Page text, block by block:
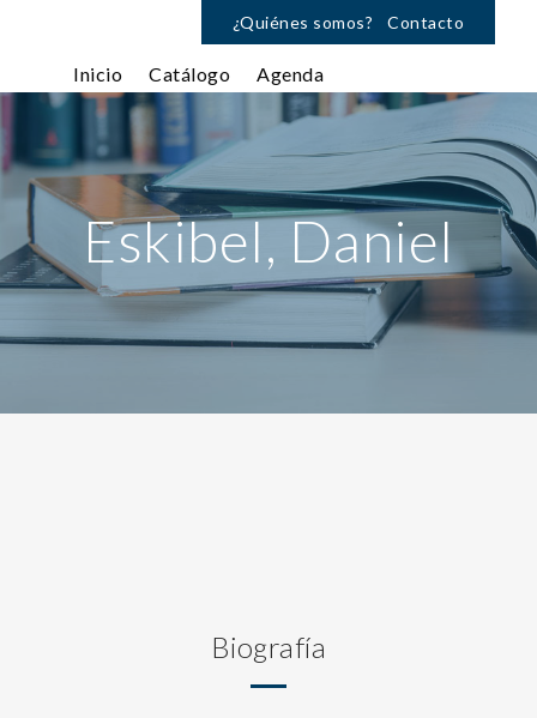
¿Quiénes somos? Contacto
Inicio Catálogo Agenda
Eskibel, Daniel
Biografía